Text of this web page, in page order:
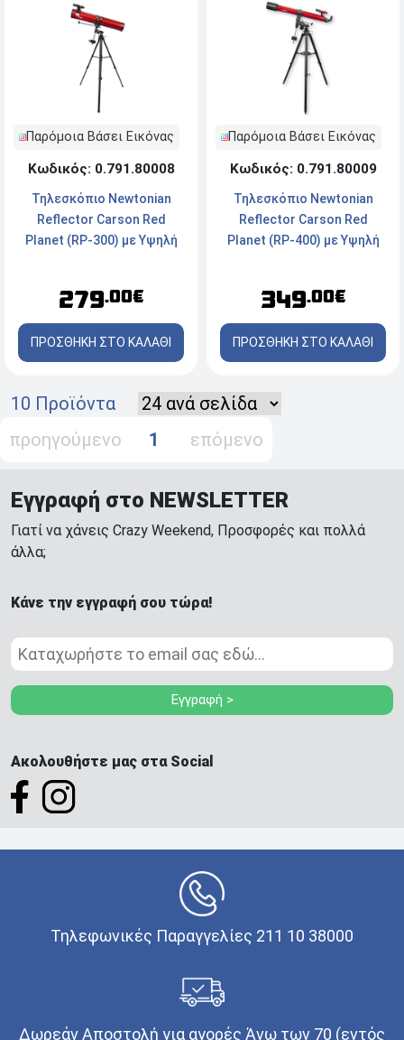
Παρόμοια Βάσει Εικόνας
Κωδικός: 0.791.80008
Τηλεσκόπιο Newtonian
Reflector Carson Red
Planet (RP-300) με Υψηλή
279.00€
ΠΡΟΣΘΗΚΗ ΣΤΟ ΚΑΛΑΘΙ
Παρόμοια Βάσει Εικόνας
Κωδικός: 0.791.80009
Τηλεσκόπιο Newtonian
Reflector Carson Red
Planet (RP-400) με Υψηλή
349.00€
ΠΡΟΣΘΗΚΗ ΣΤΟ ΚΑΛΑΘΙ
10 Προϊόντα
προηγούμενο
1 επόμενο
Εγγραφή στο NEWSLETTER
Γιατί να χάνεις Crazy Weekend, Προσφορές και πολλά
άλλα;
Κάνε την εγγραφή σου τώρα!
Εγγραφή >
Ακολουθήστε μας στα Social
Τηλεφωνικές Παραγγελίες 211 10 38000
Δωρεάν Αποστολή για αγορές Άνω των 70 (εντός